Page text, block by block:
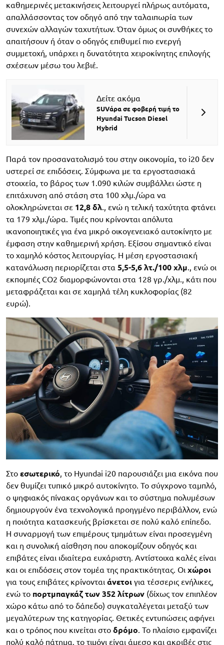
καθημερινές μετακινήσεις λειτουργεί πλήρως αυτόματα,
απαλλάσσοντας τον οδηγό από την ταλαιπωρία των
συνεχών αλλαγών ταχυτήτων. Όταν όμως οι συνθήκες το
απαιτήσουν ή όταν ο οδηγός επιθυμεί πιο ενεργή
συμμετοχή, υπάρχει η δυνατότητα χειροκίνητης επιλογής
σχέσεων μέσω του λεβιέ.
Δείτε ακόμα
SUVάρα σε φοβερή τιμή το
Hyundai Tucson Diesel
Hybrid
Παρά τον προσανατολισμό του στην οικονομία, το i20 δεν
υστερεί σε επιδόσεις. Σύμφωνα με τα εργοστασιακά
στοιχεία, το βάρος των 1.090 κιλών συμβάλλει ώστε η
επιτάχυνση από στάση στα 100 χλμ./ώρα να
ολοκληρώνεται σε 12,8 δλ., ενώ η τελική ταχύτητα φτάνει
τα 179 χλμ./ώρα. Τιμές που κρίνονται απόλυτα
ικανοποιητικές για ένα μικρό οικογενειακό αυτοκίνητο με
έμφαση στην καθημερινή χρήση. Εξίσου σημαντικό είναι
το χαμηλό κόστος λειτουργίας. Η μέση εργοστασιακή
κατανάλωση περιορίζεται στα 5,5-5,6 λτ./100 χλμ., ενώ οι
εκπομπές CO2 διαμορφώνονται στα 128 γρ./χλμ., κάτι που
μεταφράζεται και σε χαμηλά τέλη κυκλοφορίας (82
ευρώ).
Στο εσωτερικό, το Hyundai i20 παρουσιάζει μια εικόνα που
δεν θυμίζει τυπικό μικρό αυτοκίνητο. Το σύγχρονο ταμπλό,
ο ψηφιακός πίνακας οργάνων και το σύστημα πολυμέσων
δημιουργούν ένα τεχνολογικά προηγμένο περιβάλλον, ενώ
η ποιότητα κατασκευής βρίσκεται σε πολύ καλό επίπεδο.
Η συναρμογή των επιμέρους τμημάτων είναι προσεγμένη
και η συνολική αίσθηση που αποκομίζουν οδηγός και
επιβάτες είναι ιδιαίτερα ευχάριστη. Αντίστοιχα καλές είναι
και οι επιδόσεις στον τομέα της πρακτικότητας. Οι χώροι
για τους επιβάτες κρίνονται άνετοι για τέσσερις ενήλικες,
ενώ το πορτμπαγκάζ των 352 λίτρων (δίχως τον επιπλέον
χώρο κάτω από το δάπεδο) συγκαταλέγεται μεταξύ των
μεγαλύτερων της κατηγορίας. Θετικές εντυπώσεις αφήνει
και ο τρόπος που κινείται στο δρόμο. Το πλαίσιο εμφανίζει
πολύ καλό πάτημα, το τιμόνι είναι άμεσο και ακριβές στις